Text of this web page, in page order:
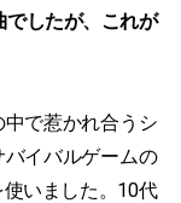
でしたが、これが
で惹かれ合うシ
イバルゲームの
いました。10代